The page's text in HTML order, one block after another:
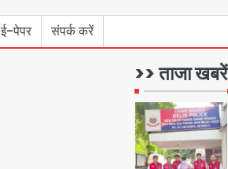
ई-पेपर संपर्क करें
>> ताजा खबरें
1